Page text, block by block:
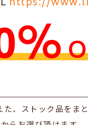
た、ストック品をま